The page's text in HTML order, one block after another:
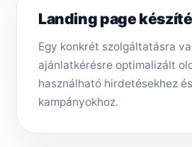
Landing page
Egy konkrét szolgáltatásra
ajánlatkérésre optimalizált
használható hirdetésekhez
kampányokhoz.